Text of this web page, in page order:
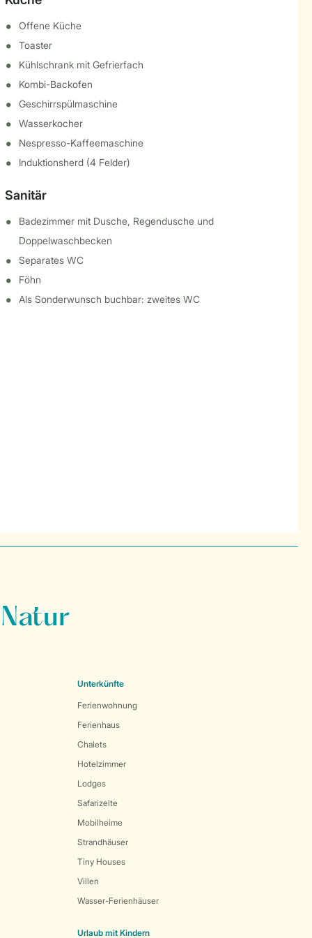
Offene Küche
Toaster
Kühlschrank mit Gefrierfach
Kombi-Backofen
Geschirrspülmaschine
Wasserkocher
Nespresso-Kaffeemaschine
Induktionsherd (4 Felder)
Sanitär
Badezimmer mit Dusche, Regendusche und
Doppelwaschbecken
Separates WC
Föhn
Als Sonderwunsch buchbar: zweites WC
Unterkünfte
Ferienwohnung
Ferienhaus
Chalets
Hotelzimmer
Lodges
Safarizelte
Mobilheime
Strandhäuser
Tiny Houses
Villen
Wasser-Ferienhäuser
Urlaub mit Kindern